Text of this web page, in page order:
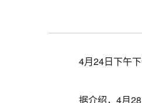
4月24日下午下
据介绍，4月28